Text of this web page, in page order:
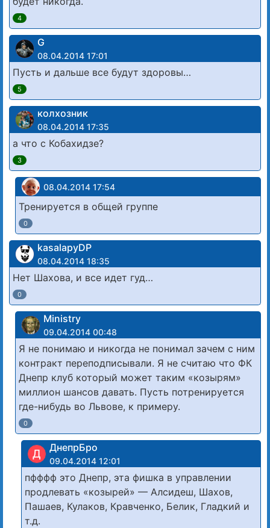
4
G
08.04.2014 17:01
Пусть и дальше все будут здоровы…
5
колхозник
08.04.2014 17:35
а что с Кобахидзе?
3
08.04.2014 17:54
Тренируется в общей группе
0
kasalapyDP
08.04.2014 18:35
Нет Шахова, и все идет гуд…
0
Ministry
09.04.2014 00:48
Я не понимаю и никогда не понимал зачем с ним
контракт переподписывали. Я не считаю что ФК
Днепр клуб который может таким «козырям»
миллион шансов давать. Пусть потренируется
где-нибудь во Львове, к примеру.
0
Д ДнепрБро
09.04.2014 12:01
пфффф это Днепр, эта фишка в управлении
продлевать «козырей» — Алсидеш, Шахов,
Пашаев, Кулаков, Кравченко, Белик, Гладкий и
т.д.